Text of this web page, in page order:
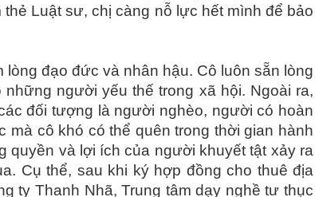
Luật sư, chị càng nỗ lực hết mình để bảo
đạo đức và nhân hậu. Cô luôn sẵn lòng
người yếu thế trong xã hội. Ngoài ra,
đối tượng là người nghèo, người có hoàn
cô khó có thể quên trong thời gian hành
quyền và lợi ích của người khuyết tật xảy ra
Cụ thể, sau khi ký hợp đồng cho thuê địa
ty Thanh Nhã, Trung tâm dạy nghề tư thục